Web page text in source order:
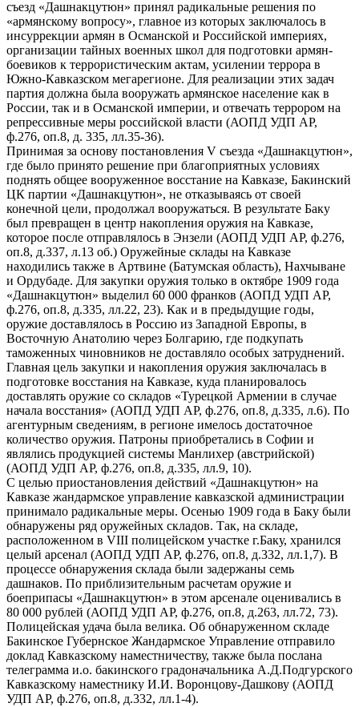
съезд «Дашнакцутюн» принял радикальные решения по
«армянскому вопросу», главное из которых заключалось в
инсуррекции армян в Османской и Российской империях,
организации тайных военных школ для подготовки армян-
боевиков к террористическим актам, усилении террора в
Южно-Кавказском мегарегионе. Для реализации этих задач
партия должна была вооружать армянское население как в
России, так и в Османской империи, и отвечать террором на
репрессивные меры российской власти (АОПД УДП АР,
ф.276, оп.8, д. 335, лл.35-36).
Принимая за основу постановления V съезда «Дашнакцутюн»,
где было принято решение при благоприятных условиях
поднять общее вооруженное восстание на Кавказе, Бакинский
ЦК партии «Дашнакцутюн», не отказываясь от своей
конечной цели, продолжал вооружаться. В результате Баку
был превращен в центр накопления оружия на Кавказе,
которое после отправлялось в Энзели (АОПД УДП АР, ф.276,
оп.8, д.337, л.13 об.) Оружейные склады на Кавказе
находились также в Артвине (Батумская область), Нахчыване
и Ордубаде. Для закупки оружия только в октябре 1909 года
«Дашнакцутюн» выделил 60 000 франков (АОПД УДП АР,
ф.276, оп.8, д.335, лл.22, 23). Как и в предыдущие годы,
оружие доставлялось в Россию из Западной Европы, в
Восточную Анатолию через Болгарию, где подкупать
таможенных чиновников не доставляло особых затруднений.
Главная цель закупки и накопления оружия заключалась в
подготовке восстания на Кавказе, куда планировалось
доставлять оружие со складов «Турецкой Армении в случае
начала восстания» (АОПД УДП АР, ф.276, оп.8, д.335, л.6). По
агентурным сведениям, в регионе имелось достаточное
количество оружия. Патроны приобретались в Софии и
являлись продукцией системы Манлихер (австрийской)
(АОПД УДП АР, ф.276, оп.8, д.335, лл.9, 10).
С целью приостановления действий «Дашнакцутюн» на
Кавказе жандармское управление кавказской администрации
принимало радикальные меры. Осенью 1909 года в Баку были
обнаружены ряд оружейных складов. Так, на складе,
расположенном в VIII полицейском участке г.Баку, хранился
целый арсенал (АОПД УДП АР, ф.276, оп.8, д.332, лл.1,7). В
процессе обнаружения склада были задержаны семь
дашнаков. По приблизительным расчетам оружие и
боеприпасы «Дашнакцутюн» в этом арсенале оценивались в
80 000 рублей (АОПД УДП АР, ф.276, оп.8, д.263, лл.72, 73).
Полицейская удача была велика. Об обнаруженном складе
Бакинское Губернское Жандармское Управление отправило
доклад Кавказскому наместничеству, также была послана
телеграмма и.о. бакинского градоначальника А.Д.Подгурского
Кавказскому наместнику И.И. Воронцову-Дашкову (АОПД
УДП АР, ф.276, оп.8, д.332, лл.1-4).